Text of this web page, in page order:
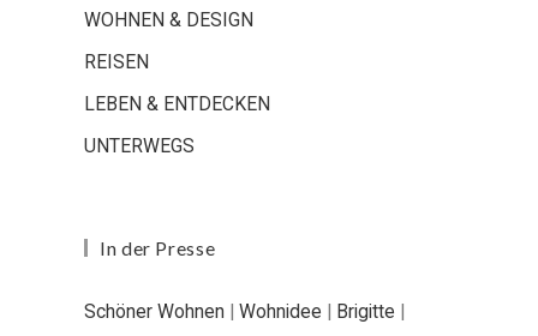
WOHNEN & DESIGN
REISEN
LEBEN & ENTDECKEN
UNTERWEGS
In der Presse
Schöner Wohnen | Wohnidee | Brigitte |